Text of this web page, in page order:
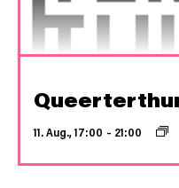
11. Aug., 17:00 – 21:00